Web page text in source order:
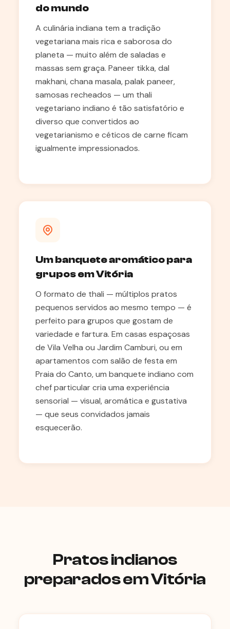
do mundo
A culinária indiana tem a tradição
vegetariana mais rica e saborosa do
planeta — muito além de saladas e
massas sem graça. Paneer tikka, dal
makhani, chana masala, palak paneer,
samosas recheados — um thali
vegetariano indiano é tão satisfatório e
diverso que convertidos ao
vegetarianismo e céticos de carne ficam
igualmente impressionados.
Um banquete aromático para
grupos em Vitória
O formato de thali — múltiplos pratos
pequenos servidos ao mesmo tempo — é
perfeito para grupos que gostam de
variedade e fartura. Em casas espaçosas
de Vila Velha ou Jardim Camburi, ou em
apartamentos com salão de festa em
Praia do Canto, um banquete indiano com
chef particular cria uma experiência
sensorial — visual, aromática e gustativa
— que seus convidados jamais
esquecerão.
Pratos indianos
preparados em Vitória